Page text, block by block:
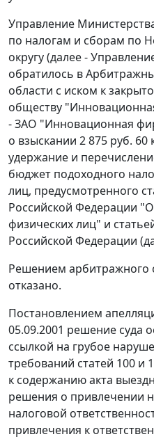
Управление
по налогам и сборам по
округу (далее -
обратилось в
области с иском к
обществу
- ЗАО "Инновационная
о взыскании 2 875 руб.
удержание и
бюджет подоходного
лиц, предусмотренного
Российской Федерации
физических лиц" и
Российской Федерации
Решением арбитражного
отказано.
Постановлением
05.09.2001 решение суда
ссылкой на грубое
требований статей 100 и
к содержанию акта
решения о привлечении
налоговой
привлечения к